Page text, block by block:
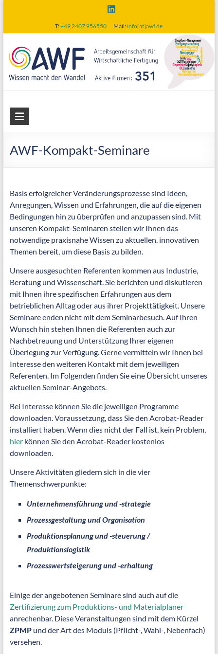
content
T:+49 2407 956550 Mail:info[at]awf.de
AWF
wirtschaftliche
AWF-Kompakt-Seminare
Basis erfolgreicher Veränderungsprozesse sind Ideen,
Anregungen, Wissen und Erfahrungen, die auf die eigenen
Bedingungen hin zu überprüfen und anzupassen sind. Mit
unseren Kompakt-Seminaren stellen wir Ihnen das
notwendige praxisnahe Wissen zu aktuellen, innovativen
Themen bereit, um diese Basis zu bilden.
Unsere ausgesuchten Referenten kommen aus Industrie,
Beratung und Wissenschaft. Sie berichten und diskutieren
mit Ihnen ihre spezifischen Erfahrungen aus dem
betrieblichen Alltag oder aus ihrer Projekttätigkeit. Unsere
Seminare enden nicht mit dem Seminarbesuch. Auf Ihren
Wunsch hin stehen Ihnen die Referenten auch zur
Nachbetreuung und Unterstützung Ihrer eigenen
Überlegung zur Verfügung. Gerne vermitteln wir Ihnen bei
Interesse den weiteren Kontakt mit dem jeweiligen
Referenten. Im Folgenden finden Sie eine Übersicht unseres
aktuellen Seminar-Angebots.
Bei Interesse können Sie die jeweiligen Programme
downloaden. Voraussetzung, dass Sie den Acrobat-Reader
installiert haben. Wenn dies nicht der Fall ist, kein Problem,
hier können Sie den Acrobat-Reader kostenlos
downloaden.
Unsere Aktivitäten gliedern sich in die vier
Themenschwerpunkte:
Unternehmensführung und -strategie
Prozessgestaltung und Organisation
Produktionsplanung und -steuerung /
Produktionslogistik
Prozesswertsteigerung und -erhaltung
Einige der angebotenen Seminare sind auch auf die
Zertifizierung zum Produktions- und Materialplaner
anrechenbar. Diese Veranstaltungen sind mit dem Kürzel
ZPMPund der Art des Moduls (Pflicht-, Wahl-, Nebenfach)
versehen.